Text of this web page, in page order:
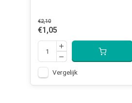
€2,10
€1,05
Vergelijk